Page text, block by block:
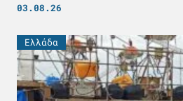
03.08.26
Ελλάδα